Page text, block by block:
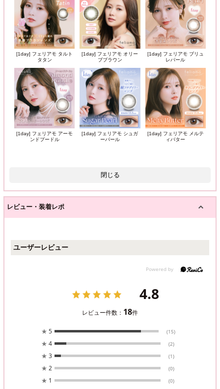
[1day] フェリアモ タルト
タタン
[1day] フェリアモ オリー
ブブラウン
[1day] フェリアモ ブリュ
レパール
[1day] フェリアモ アーモ
ンドプードル
[1day] フェリアモ シュガ
ーパール
[1day] フェリアモ メルテ
ィバター
閉じる
レビュー・装着レポ
ユーザーレビュー
4.8
レビュー件数： 18件
★ 5 (15)
★ 4 (2)
★ 3 (1)
★ 2 (0)
★ 1 (0)